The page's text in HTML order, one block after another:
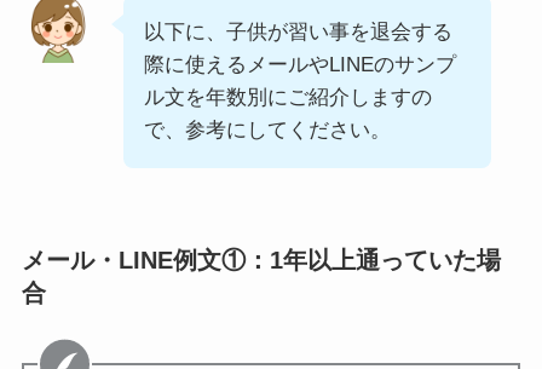
以下に、子供が習い事を退会する
際に使えるメールやLINEのサンプ
ル文を年数別にご紹介しますの
で、参考にしてください。
メール・LINE例文①：1年以上通っていた場
合